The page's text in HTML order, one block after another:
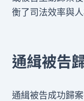
衡了司法效率與
通緝被告
通緝被告成功歸